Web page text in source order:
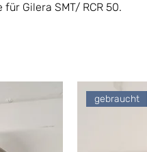
Gilera SMT/ RCR 50.
gebraucht